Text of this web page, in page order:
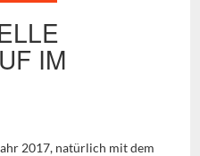
IM
2017, natürlich mit dem